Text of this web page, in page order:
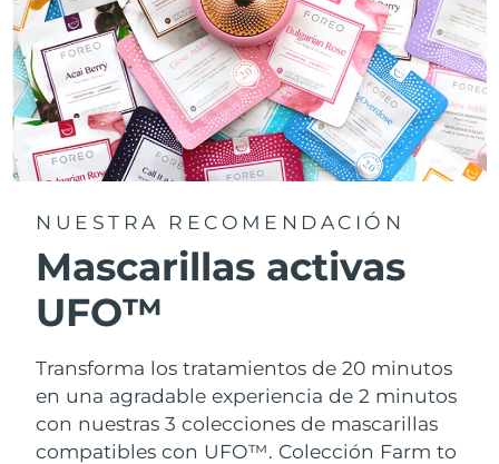
NUESTRA RECOMENDACIÓN
Mascarillas activas
UFO™
Transforma los tratamientos de 20 minutos
en una agradable experiencia de 2 minutos
con nuestras 3 colecciones de mascarillas
compatibles con UFO™. Colección Farm to